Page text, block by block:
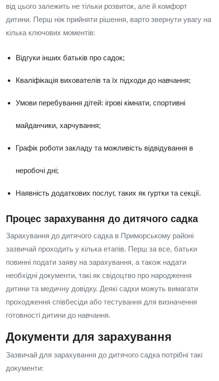
від цього залежить не тільки розвиток, але й комфорт
дитини. Перш ніж прийняти рішення, варто звернути увагу на
кілька ключових моментів:
Відгуки інших батьків про садок;
Кваліфікація вихователів та їх підходи до навчання;
Умови перебування дітей: ігрові кімнати, спортивні
майданчики, харчування;
Графік роботи закладу та можливість відвідування в
неробочі дні;
Наявність додаткових послуг, таких як гуртки та секції.
Процес зарахування до дитячого садка
Зарахування до дитячого садка в Приморському районі
зазвичай проходить у кілька етапів. Перш за все, батьки
повинні подати заяву на зарахування, а також надати
необхідні документи, такі як свідоцтво про народження
дитини та медичну довідку. Деякі садки можуть вимагати
проходження співбесіди або тестування для визначення
готовності дитини до навчання.
Документи для зарахування
Зазвичай для зарахування до дитячого садка потрібні такі
документи: